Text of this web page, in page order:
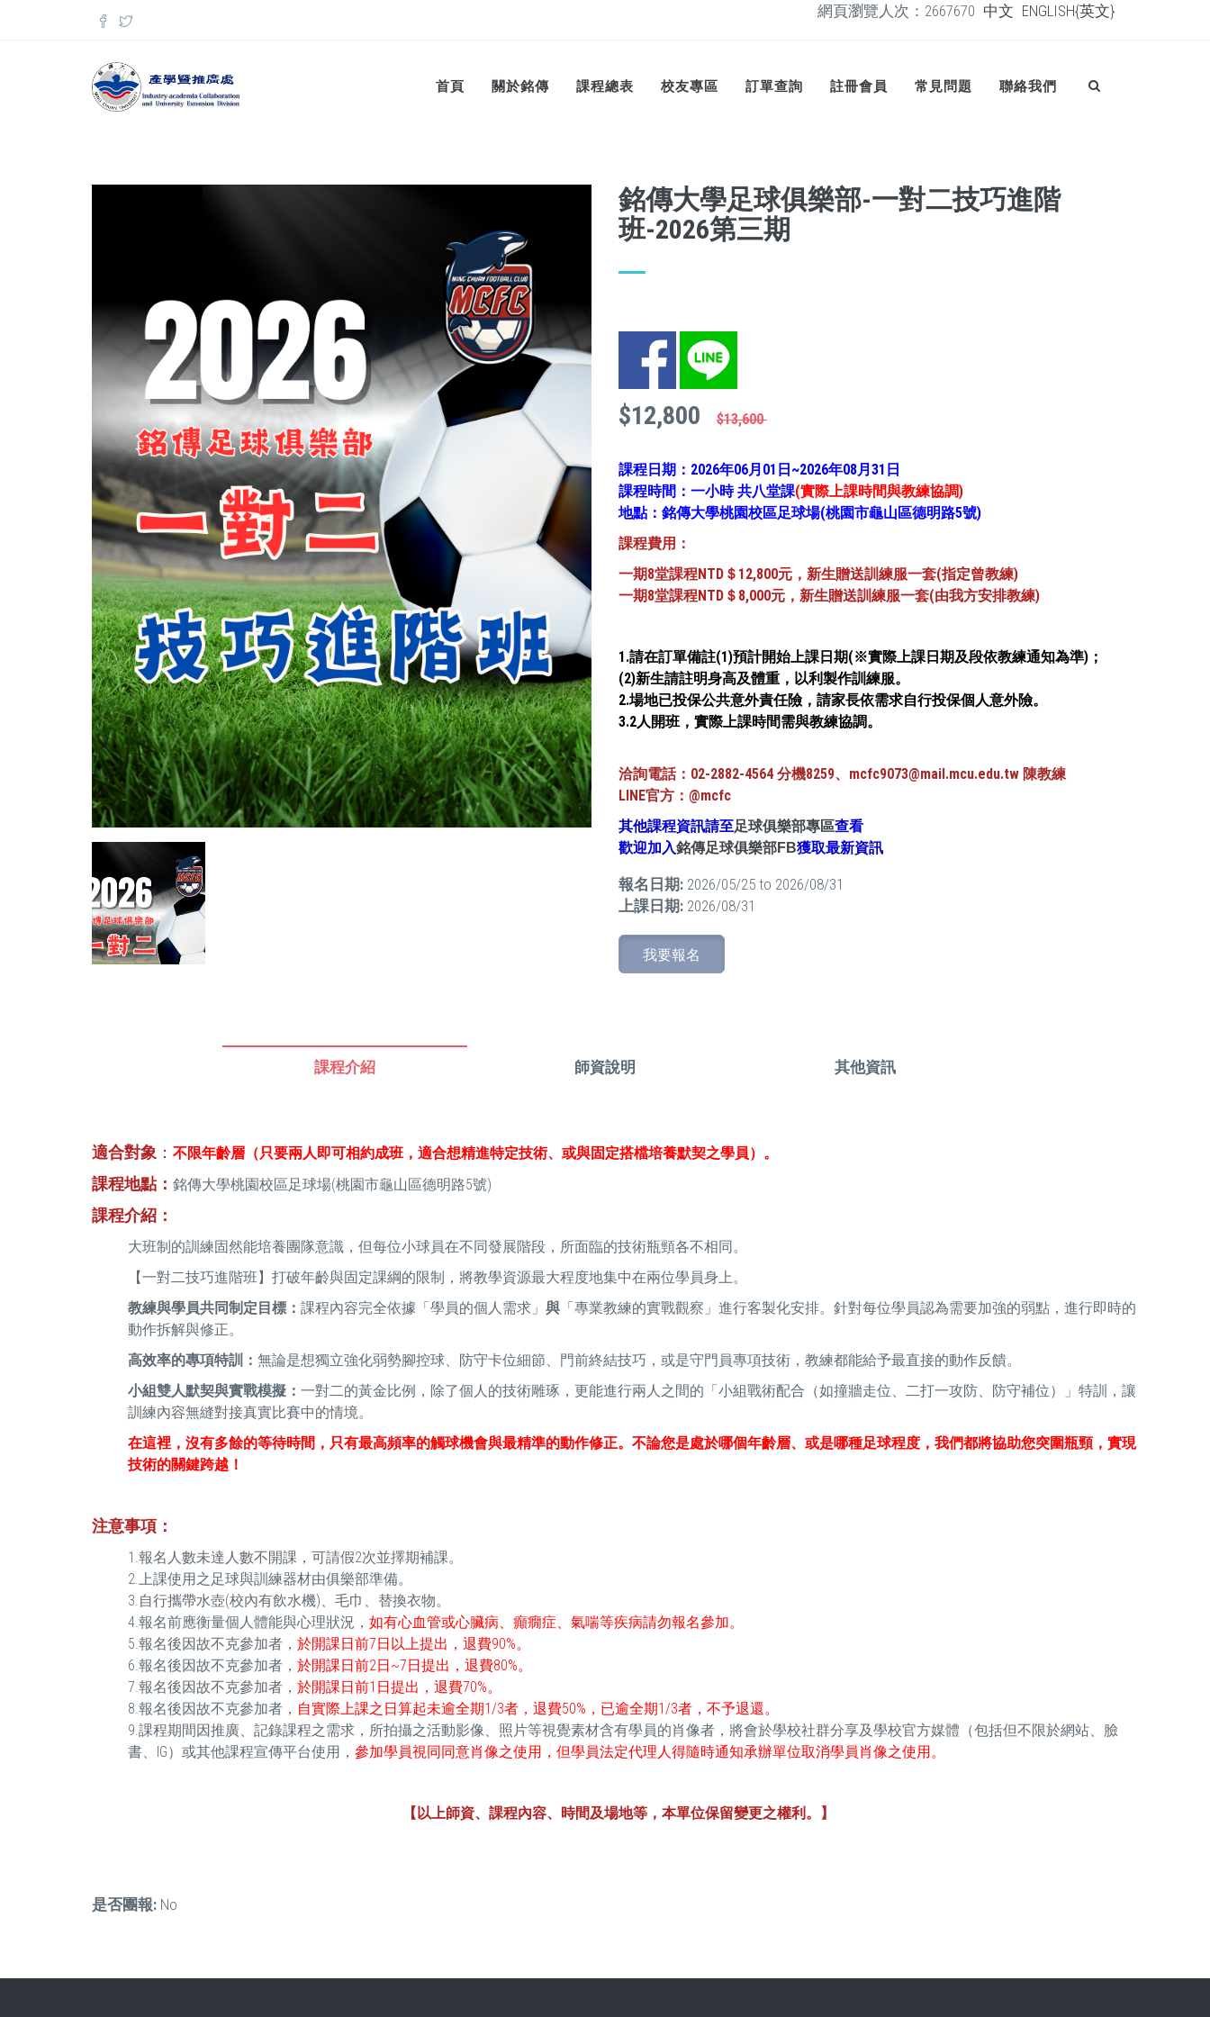
網頁瀏覽人次：2667670 中文 ENGLISH{英文}
搜尋表單
首頁 關於銘傳 課程總表 校友專區 訂單查詢 註冊會員 常見問題 聯絡我們
銘傳大學足球俱樂部-一對二技巧進階
班-2026第三期
Facebook LINE
$12,800 $13,600
課程日期：2026年06月01日~2026年08月31日
課程時間：一小時 共八堂課(實際上課時間與教練協調)
地點：銘傳大學桃園校區足球場(桃園市龜山區德明路5號)
課程費用：
一期8堂課程NTD＄12,800元，新生贈送訓練服一套(指定曾教練)
一期8堂課程NTD ＄8,000元，新生贈送訓練服一套(由我方安排教練)
1.請在訂單備註(1)預計開始上課日期(※實際上課日期及段依教練通知為準)；
(2)新生請註明身高及體重，以利製作訓練服。
2.場地已投保公共意外責任險，請家長依需求自行投保個人意外險。
3.2人開班，實際上課時間需與教練協調。
洽詢電話：02-2882-4564 分機8259、mcfc9073@mail.mcu.edu.tw 陳教練
LINE官方：@mcfc
其他課程資訊請至足球俱樂部專區查看
歡迎加入銘傳足球俱樂部FB獲取最新資訊
報名日期: 2026/05/25 to 2026/08/31
上課日期: 2026/08/31
我要報名
課程介紹 師資說明 其他資訊
適合對象 ： 不限年齡層（只要兩人即可相約成班，適合想精進特定技術、或與固定搭檔培養默契之學員）。
課程地點： 銘傳大學桃園校區足球場(桃園市龜山區德明路5號)
課程介紹：
大班制的訓練固然能培養團隊意識，但每位小球員在不同發展階段，所面臨的技術瓶頸各不相同。
【一對二技巧進階班】打破年齡與固定課綱的限制，將教學資源最大程度地集中在兩位學員身上。
教練與學員共同制定目標： 課程內容完全依據「學員的個人需求」 與 「專業教練的實戰觀察」進行客製化安排。針對每位學員認為需要加強的弱點，進行即時的
動作拆解與修正。
高效率的專項特訓： 無論是想獨立強化弱勢腳控球、防守卡位細節、門前終結技巧，或是守門員專項技術，教練都能給予最直接的動作反饋。
小組雙人默契與實戰模擬： 一對二的黃金比例，除了個人的技術雕琢，更能進行兩人之間的「小組戰術配合（如撞牆走位、二打一攻防、防守補位）」特訓，讓
訓練內容無縫對接真實比賽中的情境。
在這裡，沒有多餘的等待時間，只有最高頻率的觸球機會與最精準的動作修正。不論您是處於哪個年齡層、或是哪種足球程度，我們都將協助您突圍瓶頸，實現
技術的關鍵跨越！
注意事項 ：
1.報名人數未達人數不開課，可請假2次並擇期補課。
2.上課使用之足球與訓練器材由俱樂部準備。
3.自行攜帶水壺(校內有飲水機)、毛巾、替換衣物。
4.報名前應衡量個人體能與心理狀況， 如有心血管或心臟病、癲癇症、氣喘等疾病請勿報名參加。
5.報名後因故不克參加者， 於開課日前7日以上提出，退費90%。
6.報名後因故不克參加者， 於開課日前2日~7日提出，退費80%。
7.報名後因故不克參加者， 於開課日前1日提出，退費70%。
8.報名後因故不克參加者， 自實際上課之日算起未逾全期1/3者，退費50%，已逾全期1/3者，不予退還。
9.課程期間因推廣、記錄課程之需求，所拍攝之活動影像、照片等視覺素材含有學員的肖像者，將會於學校社群分享及學校官方媒體（包括但不限於網站、臉
書、IG）或其他課程宣傳平台使用， 參加學員視同同意肖像之使用，但學員法定代理人得隨時通知承辦單位取消學員肖像之使用。
【以上師資、課程內容、時間及場地等，本單位保留變更之權利。】
是否團報: No